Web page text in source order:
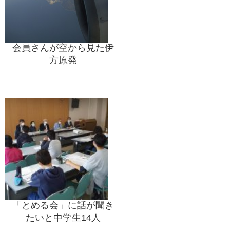
会員さんが空から見た伊
方原発
「とめる会」に話が聞き
たいと中学生14人